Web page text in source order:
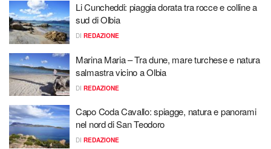
Li Cuncheddi: piaggia dorata tra rocce e colline a
sud di Olbia
DI REDAZIONE
Marina Maria – Tra dune, mare turchese e natura
salmastra vicino a Olbia
DI REDAZIONE
Capo Coda Cavallo: spiagge, natura e panorami
nel nord di San Teodoro
DI REDAZIONE